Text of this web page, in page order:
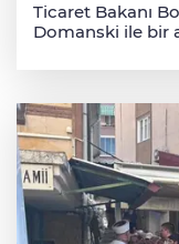
Ticaret Bakanı
Domanski ile bir